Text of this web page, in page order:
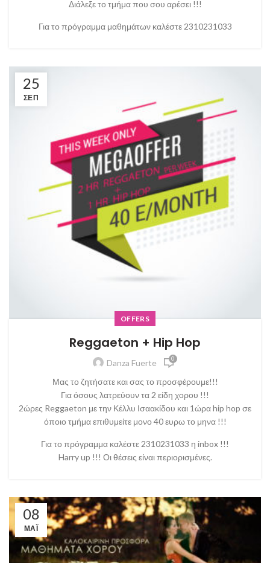
Διάλεξε το τμήμα που σου αρέσει !!!
Για το πρόγραμμα μαθημάτων καλέστε 2310231033
25
ΣΕΠ
OFFERS
Reggaeton + Hip Hop
Danza Fuerte 0
Μας το ζητήσατε και σας το προσφέρουμε!!!
Για όσους λατρεύουν τα 2 είδη χορου !!!
2ώρες Reggaeton με την Κέλλυ Ισαακίδου και 1ώρα hip hop σε
όποιο τμήμα επιθυμείτε μονο 40 ευρω το μηνα !!!
Για το πρόγραμμα καλέστε 2310231033 η inbox !!!
Harry up !!! Οι θέσεις είναι περιορισμένες.
08
ΜΆΙ